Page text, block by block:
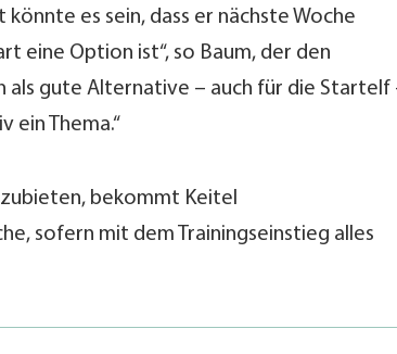
es sein, dass er nächste Woche
eine Option ist“, so Baum, der den
als gute Alternative – auch für die Startelf
ein Thema.“
bekommt Keitel
sofern mit dem Trainingseinstieg alles